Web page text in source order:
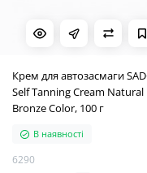
Крем для автозасмаги
Self Tanning Cream Natural
Bronze Color, 100 г
В наявності
6290